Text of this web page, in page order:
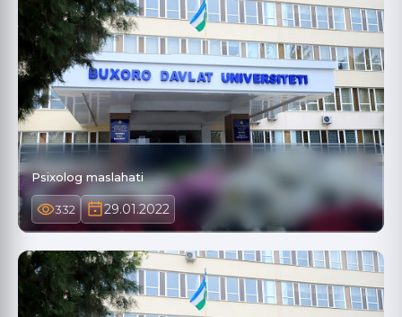
Psixolog maslahati
332 29.01.2022